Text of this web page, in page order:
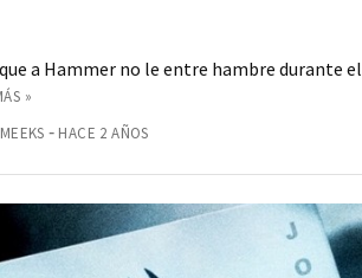
a Hammer no le entre hambre durante el
»
HACE 2 AÑOS